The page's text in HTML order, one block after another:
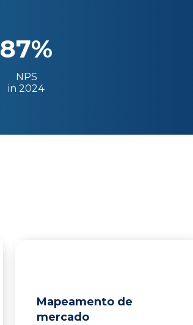
87%
NPS
in 2024
Mapeamento de
mercado